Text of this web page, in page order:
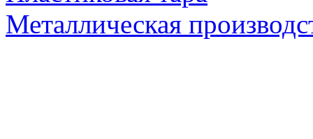
Металлическая